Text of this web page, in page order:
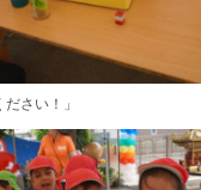
さい！」